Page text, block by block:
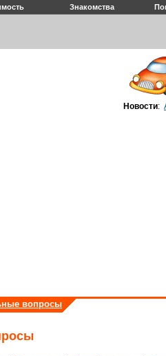
Знакомства
Новости:
вопросы